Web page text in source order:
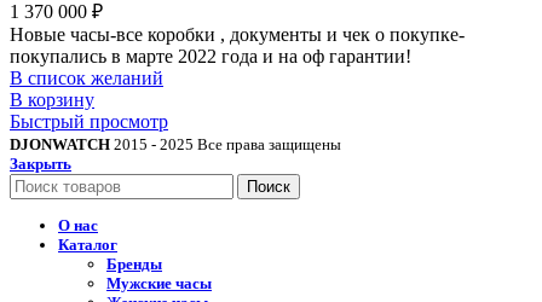
1 370 000 ₽
Новые часы-все коробки , документы и чек о покупке-
покупались в марте 2022 года и на оф гарантии!
В список желаний
В корзину
Быстрый просмотр
DJONWATCH 2015 - 2025 Все права защищены
Закрыть
Поиск
О нас
Каталог
Бренды
Мужские часы